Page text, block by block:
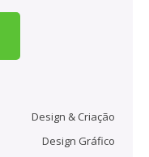
Design & Criação
Design Gráfico